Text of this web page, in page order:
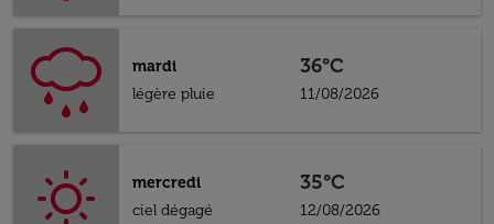
mardi
légère pluie
36°C
11/08/2026
mercredi
ciel dégagé
35°C
12/08/2026